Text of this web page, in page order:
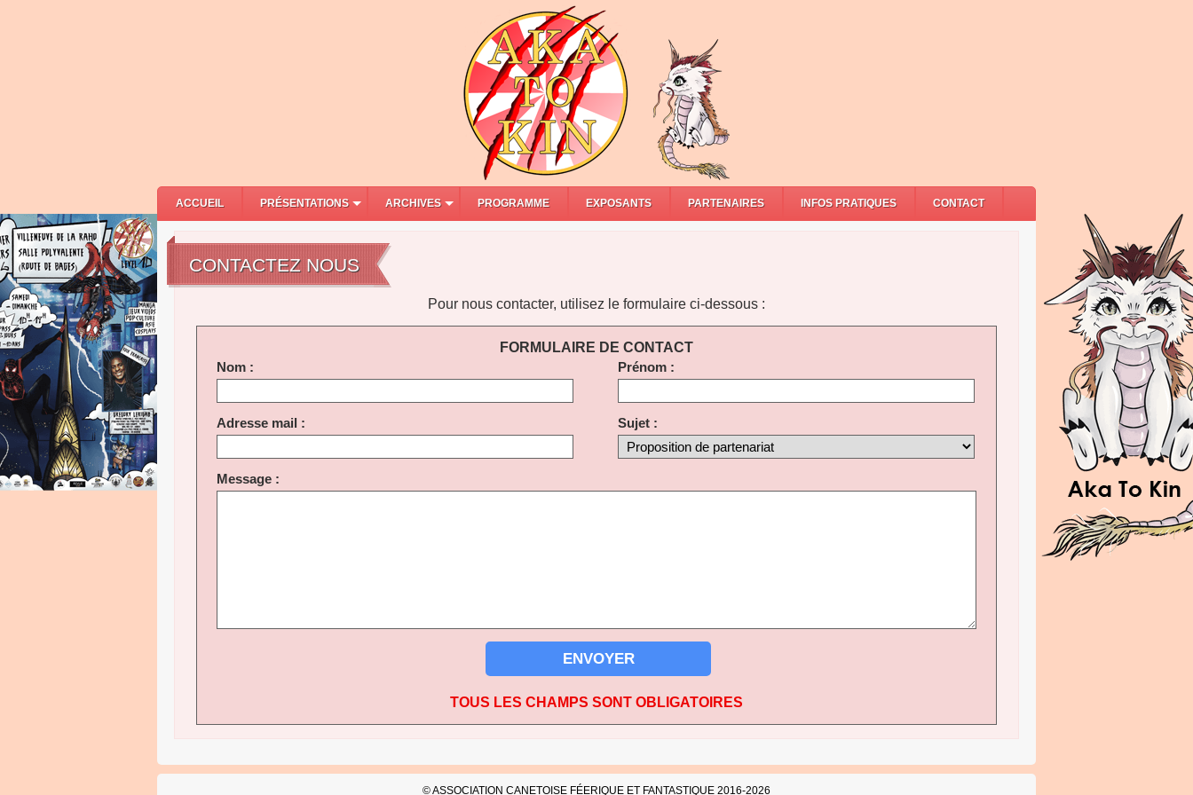
ACCUEIL PRÉSENTATIONS ARCHIVES PROGRAMME EXPOSANTS PARTENAIRES INFOS PRATIQUES CONTACT
CONTACTEZ NOUS
Pour nous contacter, utilisez le formulaire ci-dessous :
FORMULAIRE DE CONTACT
Nom : Prénom :
Adresse mail : Sujet :
Message :
ENVOYER
TOUS LES CHAMPS SONT OBLIGATOIRES
© ASSOCIATION CANETOISE FÉERIQUE ET FANTASTIQUE 2016-2026